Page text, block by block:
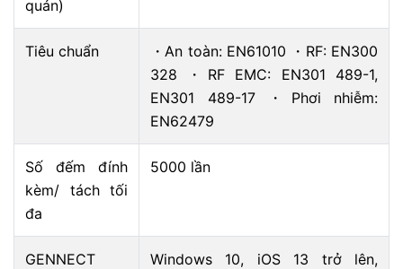
quản)
Tiêu chuẩn
・An toàn: EN61010 ・RF: EN300
328 ・RF EMC: EN301 489-1,
EN301 489-17 ・ Phơi nhiễm:
EN62479
Số đếm đính
kèm/ tách tối
đa
5000 lần
GENNECT
Windows 10, iOS 13 trở lên,